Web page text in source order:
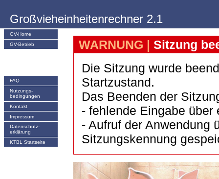
Großvieheinheitenrechner 2.1
GV-Home
GV-Betrieb
FAQ
Nutzungs­
bedingungen
Kontakt
Impressum
Datenschutz-
erklärung
KTBL Startseite
WARNUNG | Sitzung
Die Sitzung wurde
Startzustand.
Das Beenden der
- fehlende Eingabe über
- Aufruf der Anwendung
Sitzungskennung